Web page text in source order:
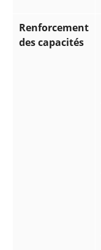
Renforcement
des capacités